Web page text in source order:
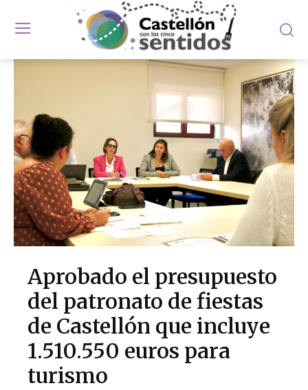
Aprobado el presupuesto
del patronato de fiestas
de Castellón que incluye
1.510.550 euros para
turismo